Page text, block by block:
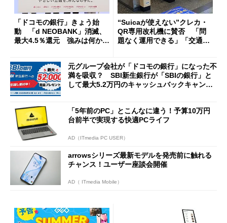
「ドコモの銀行」きょう始
動 「d NEOBANK」消滅、
最大4.5％還元 強みは何か解
“Suicaが使えない”クレカ・
QR専用改札機に賛否 「問
題なく運用できる」「交通系I
元グループ会社が「ドコモの銀行」になった不
満を吸収？ SBI新生銀行が「SBIの銀行」と
して最大5.2万円のキャッシュバックキャンペ
「5年前のPC」とこんなに違う！予算10万円
台前半で実現する快適PCライフ
AD（ITmedia PC USER）
arrowsシリーズ最新モデルを発売前に触れる
チャンス！ユーザー座談会開催
AD（ ITmedia Mobile）